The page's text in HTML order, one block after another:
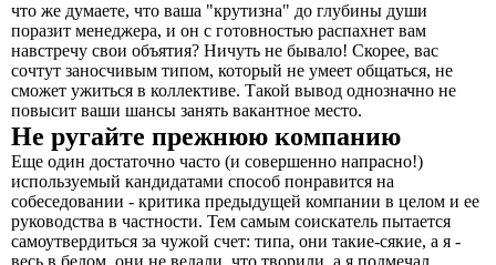
что же думаете, что ваша "крутизна" до глубины души
поразит менеджера, и он с готовностью распахнет вам
навстречу свои объятия? Ничуть не бывало! Скорее, вас
сочтут заносчивым типом, который не умеет общаться, не
сможет ужиться в коллективе. Такой вывод однозначно не
повысит ваши шансы занять вакантное место.
Не ругайте прежнюю компанию
Еще один достаточно часто (и совершенно напрасно!)
используемый кандидатами способ понравится на
собеседовании - критика предыдущей компании в целом и ее
руководства в частности. Тем самым соискатель пытается
самоутвердиться за чужой счет: типа, они такие-сякие, а я -
весь в белом, они не ведали, что творили, а я подмечал